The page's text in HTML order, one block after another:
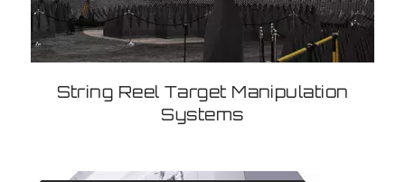
String Reel Target Manipulation
Systems